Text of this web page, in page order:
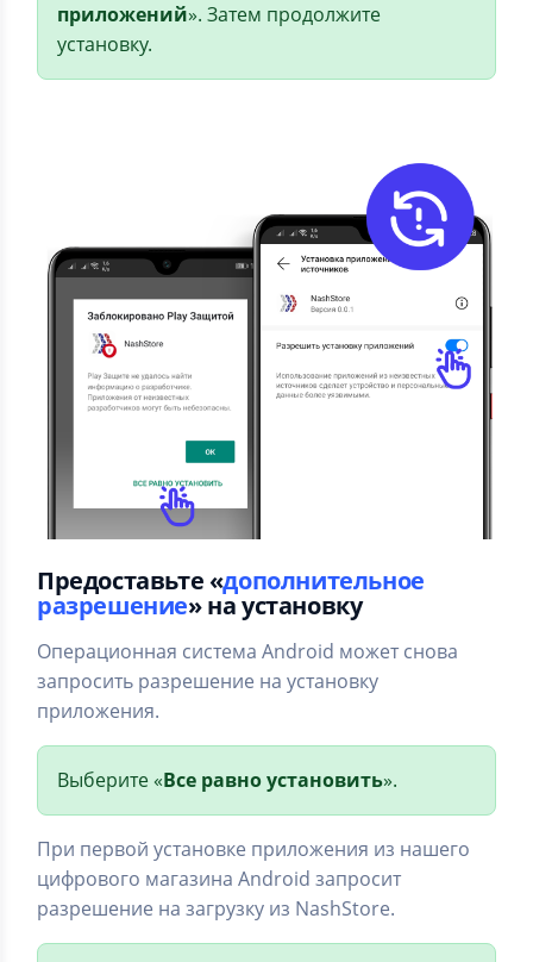
приложений». Затем продолжите
установку.
Предоставьте «дополнительное
разрешение» на установку
Операционная система Android может снова
запросить разрешение на установку
приложения.
Выберите «Все равно установить».
При первой установке приложения из нашего
цифрового магазина Android запросит
разрешение на загрузку из NashStore.